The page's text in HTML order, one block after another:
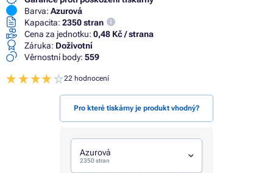
Barva: Azurová
Kapacita: 2350 stran
Cena za jednotku: 0,48 Kč / strana
Záruka: Doživotní
Věrnostní body: 559
22 hodnocení
Pro které tiskárny je produkt vhodný?
Azurová
2350 stran